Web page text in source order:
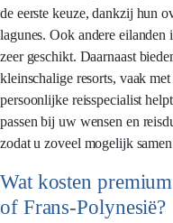
de eerste keuze, dankzij hun
lagunes. Ook andere
zeer geschikt. Daarnaast
kleinschalige resorts, vaak
persoonlijke reisspecialist
passen bij uw wensen en
zodat u zoveel mogelijk
Wat kosten
of Frans-Polynesië?